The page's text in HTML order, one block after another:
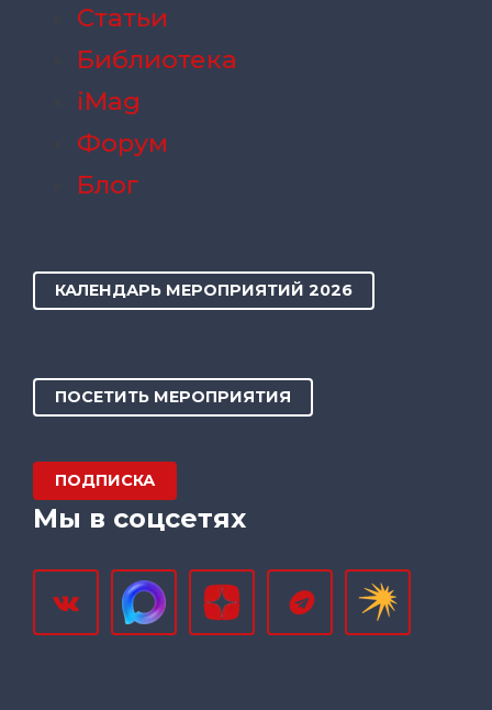
Статьи
Библиотека
iMag
Форум
Блог
КАЛЕНДАРЬ МЕРОПРИЯТИЙ 2026
ПОСЕТИТЬ МЕРОПРИЯТИЯ
ПОДПИСКА
Мы в соцсетях